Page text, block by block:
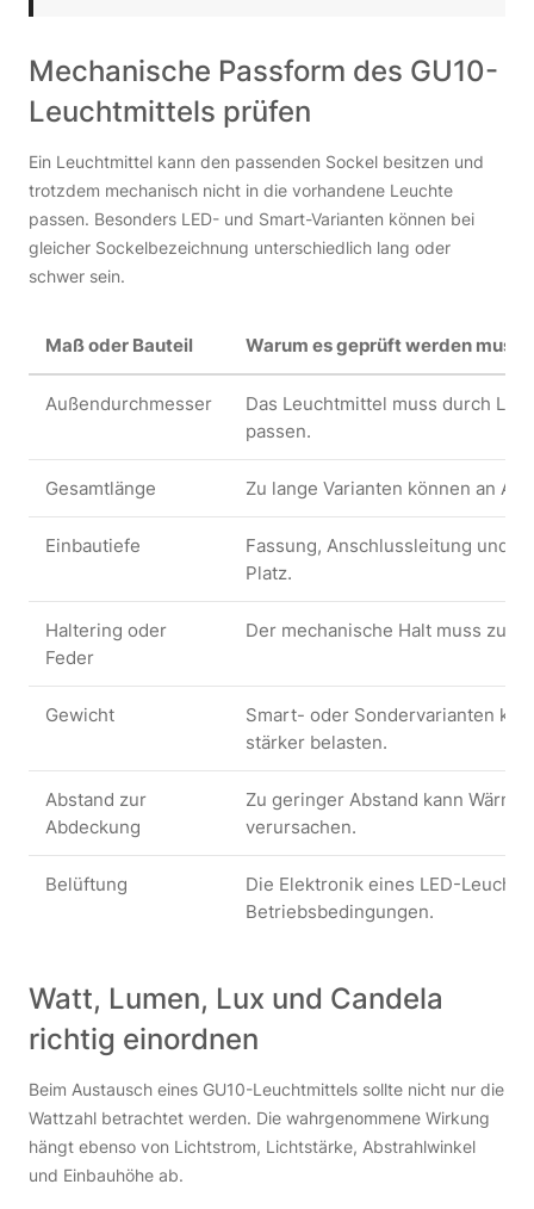
Mechanische Passform des GU10-
Leuchtmittels prüfen
Ein Leuchtmittel kann den passenden Sockel besitzen und
trotzdem mechanisch nicht in die vorhandene Leuchte
passen. Besonders LED- und Smart-Varianten können bei
gleicher Sockelbezeichnung unterschiedlich lang oder
schwer sein.
Maß oder Bauteil Warum es geprüft werden muss
Außendurchmesser
Das Leuchtmittel muss durch
passen.
Gesamtlänge Zu lange Varianten können an
Einbautiefe
Fassung, Anschlussleitung und
Platz.
Haltering oder
Feder
Der mechanische Halt muss zur
Gewicht
Smart- oder Sondervarianten
stärker belasten.
Abstand zur
Abdeckung
Zu geringer Abstand kann
verursachen.
Belüftung
Die Elektronik eines LED-
Betriebsbedingungen.
Watt, Lumen, Lux und Candela
richtig einordnen
Beim Austausch eines GU10-Leuchtmittels sollte nicht nur die
Wattzahl betrachtet werden. Die wahrgenommene Wirkung
hängt ebenso von Lichtstrom, Lichtstärke, Abstrahlwinkel
und Einbauhöhe ab.